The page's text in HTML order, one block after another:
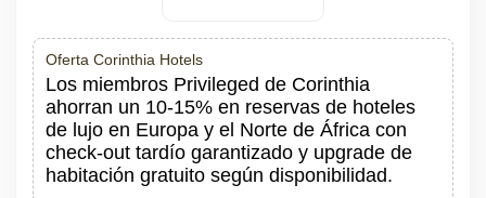
Oferta Corinthia Hotels
Los miembros Privileged de Corinthia
ahorran un 10-15% en reservas de hoteles
de lujo en Europa y el Norte de África con
check-out tardío garantizado y upgrade de
habitación gratuito según disponibilidad.